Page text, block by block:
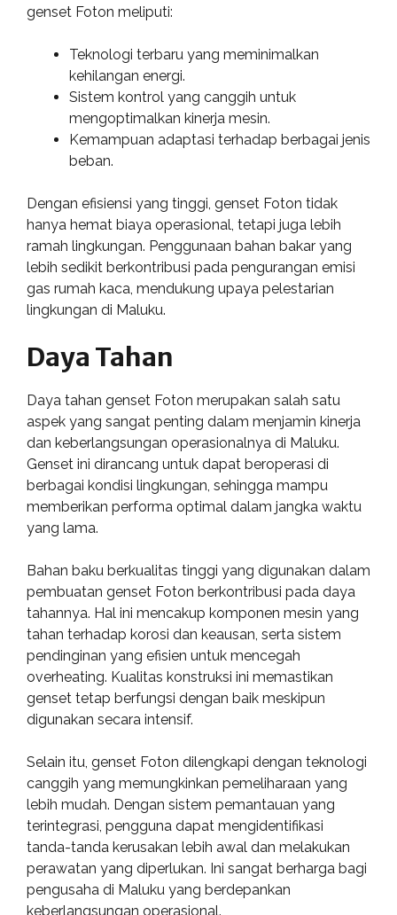
genset Foton meliputi:
Teknologi terbaru yang meminimalkan
kehilangan energi.
Sistem kontrol yang canggih untuk
mengoptimalkan kinerja mesin.
Kemampuan adaptasi terhadap berbagai jenis
beban.
Dengan efisiensi yang tinggi, genset Foton tidak
hanya hemat biaya operasional, tetapi juga lebih
ramah lingkungan. Penggunaan bahan bakar yang
lebih sedikit berkontribusi pada pengurangan emisi
gas rumah kaca, mendukung upaya pelestarian
lingkungan di Maluku.
Daya Tahan
Daya tahan genset Foton merupakan salah satu
aspek yang sangat penting dalam menjamin kinerja
dan keberlangsungan operasionalnya di Maluku.
Genset ini dirancang untuk dapat beroperasi di
berbagai kondisi lingkungan, sehingga mampu
memberikan performa optimal dalam jangka waktu
yang lama.
Bahan baku berkualitas tinggi yang digunakan dalam
pembuatan genset Foton berkontribusi pada daya
tahannya. Hal ini mencakup komponen mesin yang
tahan terhadap korosi dan keausan, serta sistem
pendinginan yang efisien untuk mencegah
overheating. Kualitas konstruksi ini memastikan
genset tetap berfungsi dengan baik meskipun
digunakan secara intensif.
Selain itu, genset Foton dilengkapi dengan teknologi
canggih yang memungkinkan pemeliharaan yang
lebih mudah. Dengan sistem pemantauan yang
terintegrasi, pengguna dapat mengidentifikasi
tanda-tanda kerusakan lebih awal dan melakukan
perawatan yang diperlukan. Ini sangat berharga bagi
pengusaha di Maluku yang berdepankan
keberlangsungan operasional.